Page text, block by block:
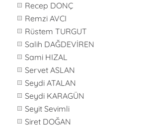
Recep DONÇ
Remzi AVCI
Rüstem TURGUT
Salih DAĞDEVİREN
Sami HIZAL
Servet ASLAN
Seydi ATALAN
Seydi KARAGÜN
Seyit Sevimli
Siret DOĞAN